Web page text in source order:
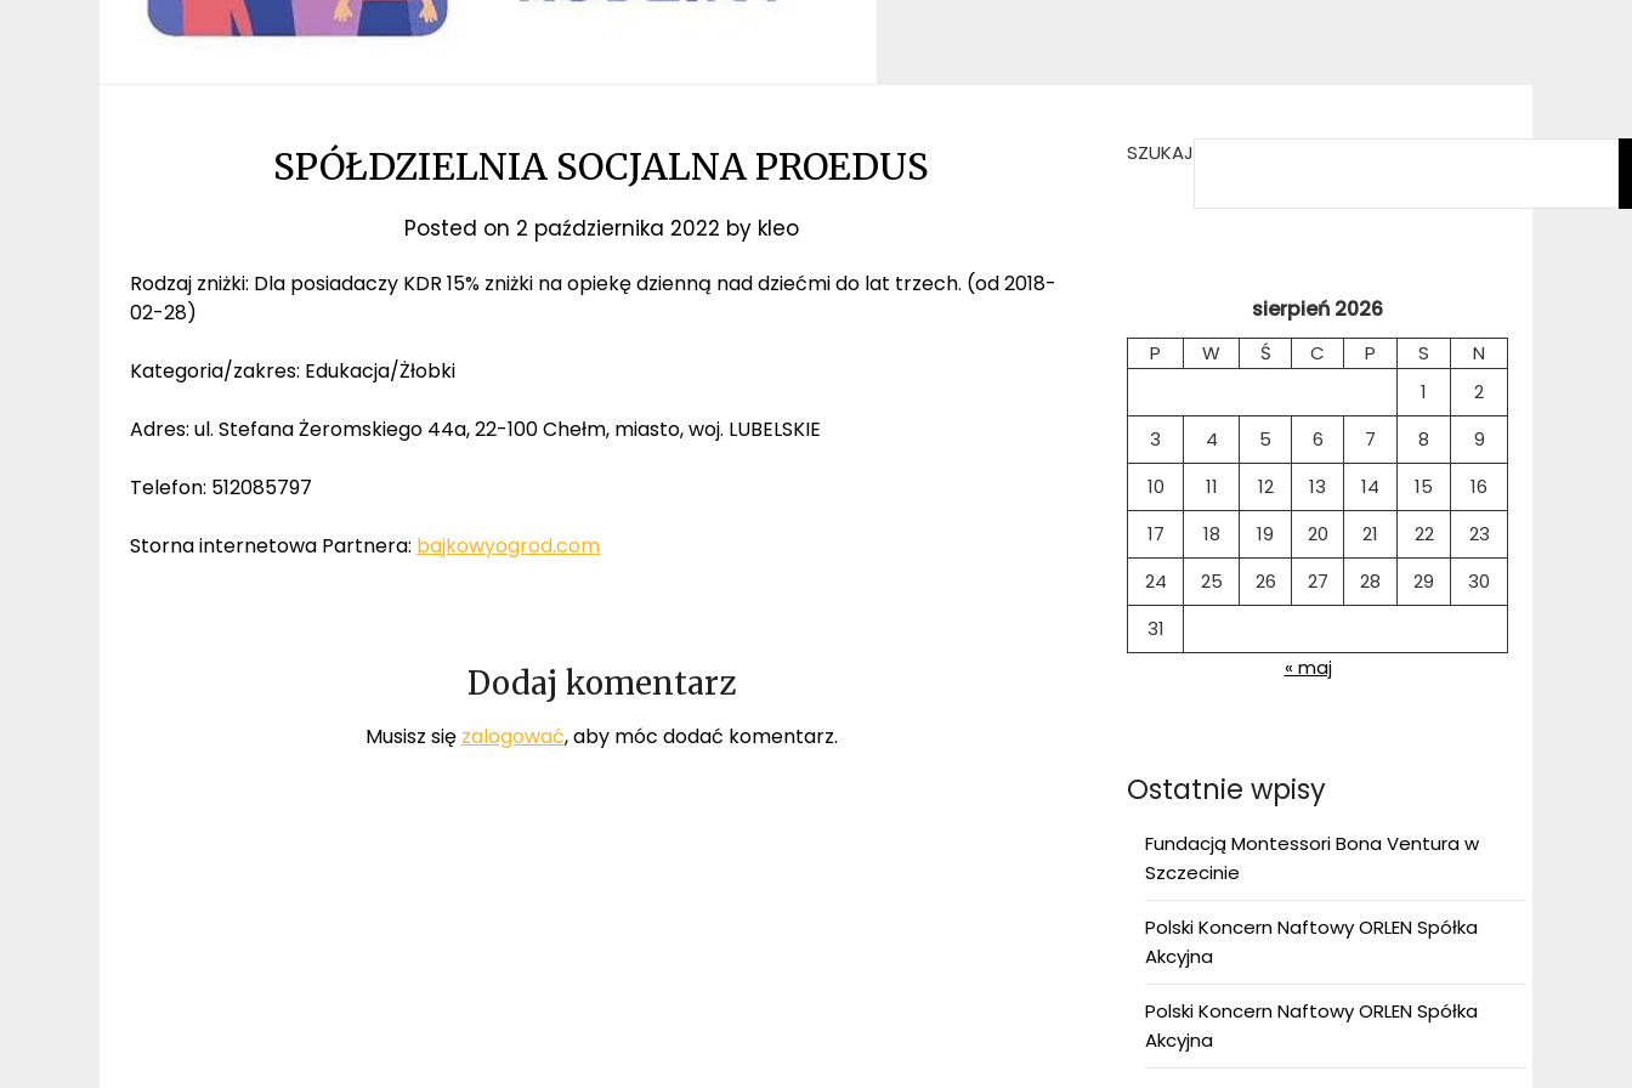
SPÓŁDZIELNIA SOCJALNA PROEDUS
Posted on 2 października 2022 by kleo
Rodzaj zniżki: Dla posiadaczy KDR 15% zniżki na opiekę dzienną nad dziećmi do lat trzech. (od 2018-
02-28)
Kategoria/zakres: Edukacja/Żłobki
Adres: ul. Stefana Żeromskiego 44a, 22-100 Chełm, miasto, woj. LUBELSKIE
Telefon: 512085797
Storna internetowa Partnera: bajkowyogrod.com
Dodaj komentarz
Musisz się zalogować, aby móc dodać komentarz.
SZUKAJ
sierpień 2026
P W Ś C P S
N
1
2
3
4 5 6 7 8
9
10
11 12 13 14 15
16
17
18 19 20 21 22
23
24
25 26 27 28 29
30
31
« maj
Ostatnie wpisy
Fundacją Montessori Bona Ventura w
Szczecinie
Polski Koncern Naftowy ORLEN Spółka
Akcyjna
Polski Koncern Naftowy ORLEN Spółka
Akcyjna